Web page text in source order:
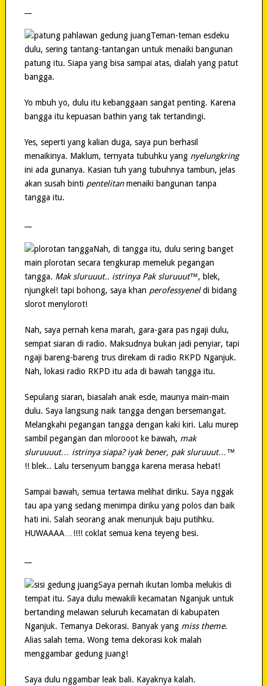
Teman-teman esdeku
dulu, sering tantang-tantangan untuk menaiki bangunan
patung itu. Siapa yang bisa sampai atas, dialah yang patut
bangga.
Yo mbuh yo, dulu itu kebanggaan sangat penting. Karena
bangga itu kepuasan bathin yang tak tertandingi.
Yes, seperti yang kalian duga, saya pun berhasil
menaikinya. Maklum, ternyata tubuhku yang nyelungkring
ini ada gunanya. Kasian tuh yang tubuhnya tambun, jelas
akan susah binti pentelitanmenaiki bangunan tanpa
tangga itu.
Nah, di tangga itu, dulu sering banget
main plorotan secara tengkurap memeluk pegangan
tangga. Mak sluruuut.. istrinya Pak sluruuut™, blek,
njungkel! tapi bohong, saya khan perofessyeneldi bidang
slorot menylorot!
Nah, saya pernah kena marah, gara-gara pas ngaji dulu,
sempat siaran di radio. Maksudnya bukan jadi penyiar, tapi
ngaji bareng-bareng trus direkam di radio RKPD Nganjuk.
Nah, lokasi radio RKPD itu ada di bawah tangga itu.
Sepulang siaran, biasalah anak esde, maunya main-main
dulu. Saya langsung naik tangga dengan bersemangat.
Melangkahi pegangan tangga dengan kaki kiri. Lalu murep
sambil pegangan dan mlorooot ke bawah, mak
sluruuuut… istrinya siapa? iyak bener, pak sluruuut…™
!! blek.. Lalu tersenyum bangga karena merasa hebat!
Sampai bawah, semua tertawa melihat diriku. Saya nggak
tau apa yang sedang menimpa diriku yang polos dan baik
hati ini. Salah seorang anak menunjuk baju putihku.
HUWAAAA…!!!! coklat semua kena teyeng besi.
Saya pernah ikutan lomba melukis di
tempat itu. Saya dulu mewakili kecamatan Nganjuk untuk
bertanding melawan seluruh kecamatan di kabupaten
Nganjuk. Temanya Dekorasi. Banyak yang miss theme.
Alias salah tema. Wong tema dekorasi kok malah
menggambar gedung juang!
Saya dulu nggambar leak bali. Kayaknya kalah.